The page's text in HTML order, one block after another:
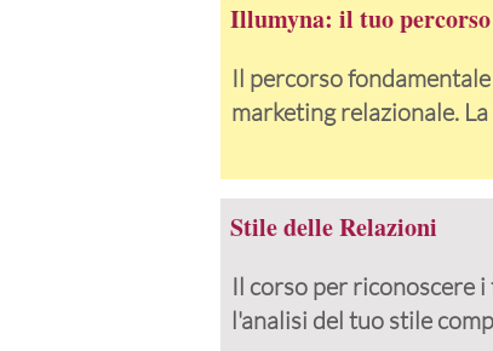
Illumyna: il tuo
Il percorso
marketing relazionale.
Stile delle Relazioni
Il corso per riconoscere
l'analisi del tuo stile